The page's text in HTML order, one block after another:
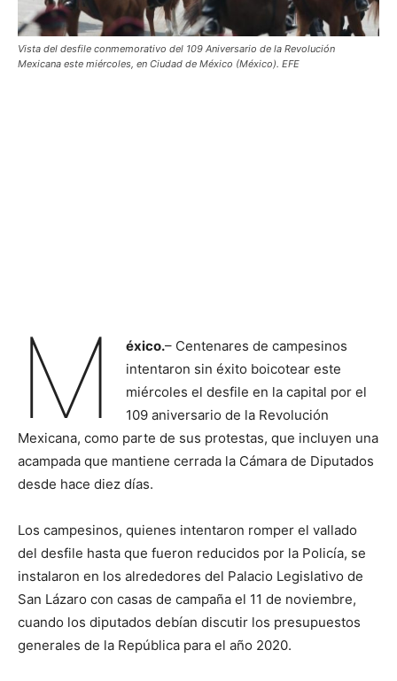
Vista del desfile conmemorativo del 109 Aniversario de la Revolución
Mexicana este miércoles, en Ciudad de México (México). EFE
M éxico.– Centenares de campesinos
intentaron sin éxito boicotear este
miércoles el desfile en la capital por el
109 aniversario de la Revolución
Mexicana, como parte de sus protestas, que incluyen una
acampada que mantiene cerrada la Cámara de Diputados
desde hace diez días.
Los campesinos, quienes intentaron romper el vallado
del desfile hasta que fueron reducidos por la Policía, se
instalaron en los alrededores del Palacio Legislativo de
San Lázaro con casas de campaña el 11 de noviembre,
cuando los diputados debían discutir los presupuestos
generales de la República para el año 2020.